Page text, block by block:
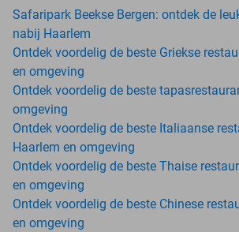
Safaripark Beekse Bergen: ontdek de
nabij Haarlem
Ontdek voordelig de beste Griekse
en omgeving
Ontdek voordelig de beste
omgeving
Ontdek voordelig de beste Italiaanse
Haarlem en omgeving
Ontdek voordelig de beste Thaise
en omgeving
Ontdek voordelig de beste Chinese
en omgeving